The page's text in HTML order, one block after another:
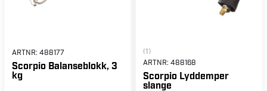
ARTNR: 488177
Scorpio Balanseblokk, 3
kg
(1)
ARTNR: 488168
Scorpio Lyddemper
slange